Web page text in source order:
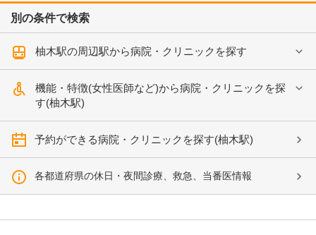
別の条件で検索
柚木駅の周辺駅から病院・クリニックを探す
機能・特徴(女性医師など)から病院・クリニックを探
す(柚木駅)
予約ができる病院・クリニックを探す(柚木駅)
各都道府県の休日・夜間診療、救急、当番医情報